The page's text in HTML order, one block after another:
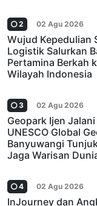
2 02 Agu 2026
Wujud Kepedulian
Logistik Salurkan
Pertamina Berkah
Wilayah Indonesia
3 02 Agu 2026
Geopark Ijen
UNESCO Global
Banyuwangi
Jaga Warisan
4 02 Agu 2026
InJourney dan